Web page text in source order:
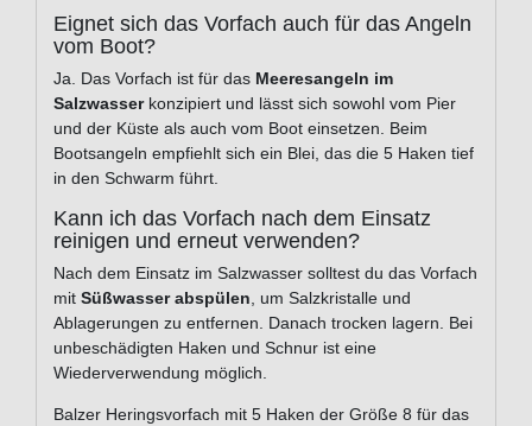
Eignet sich das Vorfach auch für das Angeln
vom Boot?
Ja. Das Vorfach ist für das Meeresangeln im
Salzwasserkonzipiert und lässt sich sowohl vom Pier
und der Küste als auch vom Boot einsetzen. Beim
Bootsangeln empfiehlt sich ein Blei, das die 5 Haken tief
in den Schwarm führt.
Kann ich das Vorfach nach dem Einsatz
reinigen und erneut verwenden?
Nach dem Einsatz im Salzwasser solltest du das Vorfach
mit Süßwasser abspülen, um Salzkristalle und
Ablagerungen zu entfernen. Danach trocken lagern. Bei
unbeschädigten Haken und Schnur ist eine
Wiederverwendung möglich.
Balzer Heringsvorfach mit 5 Haken der Größe 8 für das